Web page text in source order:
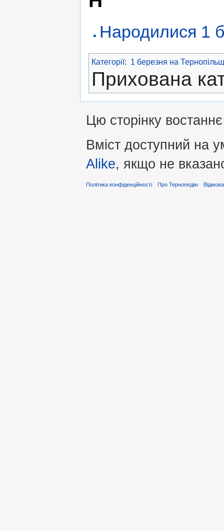
Народилися 1
Категорії: 1 березня на
Прихована
Цю сторінку
Вміст доступний на
Alike, якщо не
Політика конфіденційності Про Тернопедію Відмова